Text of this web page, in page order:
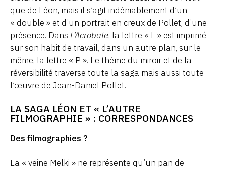
que de Léon, mais il s’agit indéniablement d’un
« double » et d’un portrait en creux de Pollet, d’une
présence. Dans L’Acrobate, la lettre « L » est imprimé
sur son habit de travail, dans un autre plan, sur le
même, la lettre « P ». Le thème du miroir et de la
réversibilité traverse toute la saga mais aussi toute
l’œuvre de Jean-Daniel Pollet.
LA SAGA LÉON ET « L’AUTRE
FILMOGRAPHIE » : CORRESPONDANCES
Des filmographies ?
La « veine Melki » ne représente qu’un pan de